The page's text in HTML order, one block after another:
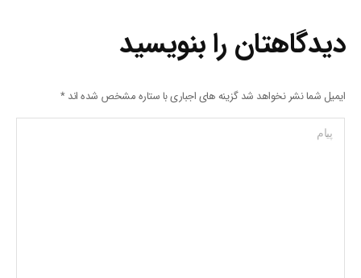
دیدگاهتان را بنویسید
ایمیل شما نشر نخواهد شد گزینه های اجباری با ستاره مشخص شده اند*
پیام